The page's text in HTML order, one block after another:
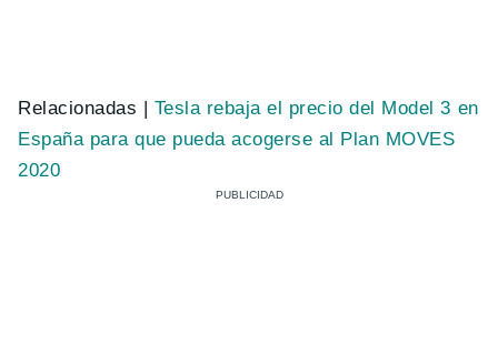
Relacionadas | Tesla rebaja el precio del Model 3 en
España para que pueda acogerse al Plan MOVES
2020